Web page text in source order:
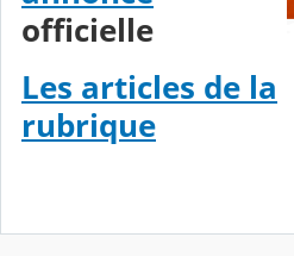
officielle
Les articles de la
rubrique